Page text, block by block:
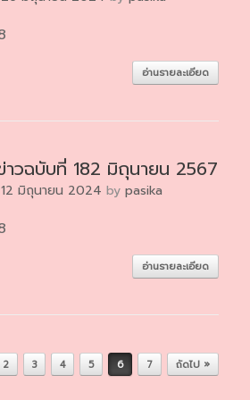
อ่านรายละเอียด
าวฉบับที่ 182 มิถุนายน 2567
12 มิถุนายน 2024 by pasika
อ่านรายละเอียด
2 3 4 5 6 7 ถัดไป »